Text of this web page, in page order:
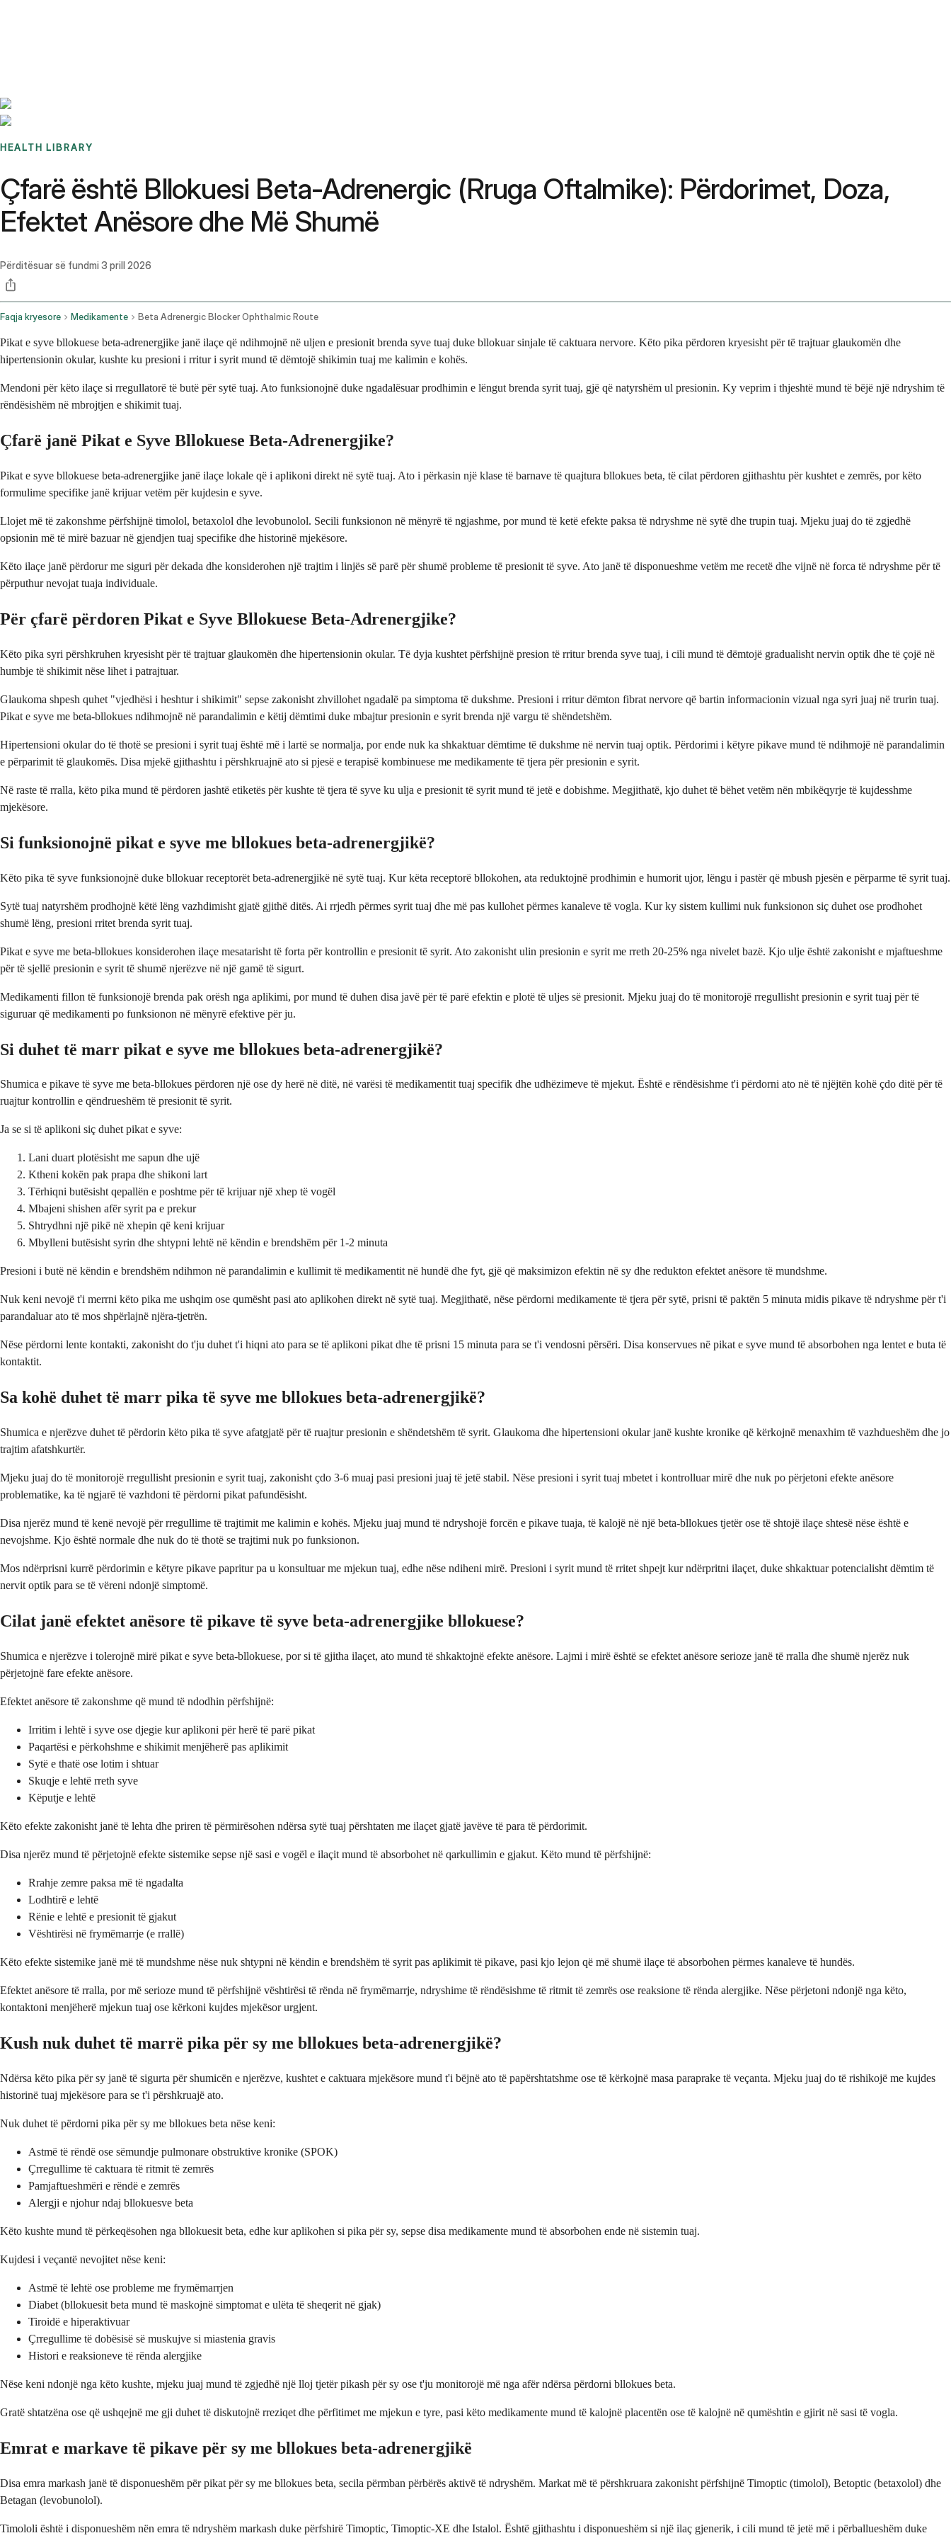
HEALTH LIBRARY
Çfarë është Bllokuesi Beta-Adrenergic (Rruga Oftalmike): Përdorimet, Doza,
Efektet Anësore dhe Më Shumë
Përditësuar së fundmi 3 prill 2026
Faqja kryesore Medikamente Beta Adrenergic Blocker Ophthalmic Route
Pikat e syve bllokuese beta-adrenergjike janë ilaçe që ndihmojnë në uljen e presionit brenda syve tuaj duke bllokuar sinjale të caktuara nervore. Këto pika përdoren kryesisht për të trajtuar glaukomën dhe
hipertensionin okular, kushte ku presioni i rritur i syrit mund të dëmtojë shikimin tuaj me kalimin e kohës.
Mendoni për këto ilaçe si rregullatorë të butë për sytë tuaj. Ato funksionojnë duke ngadalësuar prodhimin e lëngut brenda syrit tuaj, gjë që natyrshëm ul presionin. Ky veprim i thjeshtë mund të bëjë një ndryshim të
rëndësishëm në mbrojtjen e shikimit tuaj.
Çfarë janë Pikat e Syve Bllokuese Beta-Adrenergjike?
Pikat e syve bllokuese beta-adrenergjike janë ilaçe lokale që i aplikoni direkt në sytë tuaj. Ato i përkasin një klase të barnave të quajtura bllokues beta, të cilat përdoren gjithashtu për kushtet e zemrës, por këto
formulime specifike janë krijuar vetëm për kujdesin e syve.
Llojet më të zakonshme përfshijnë timolol, betaxolol dhe levobunolol. Secili funksionon në mënyrë të ngjashme, por mund të ketë efekte paksa të ndryshme në sytë dhe trupin tuaj. Mjeku juaj do të zgjedhë
opsionin më të mirë bazuar në gjendjen tuaj specifike dhe historinë mjekësore.
Këto ilaçe janë përdorur me siguri për dekada dhe konsiderohen një trajtim i linjës së parë për shumë probleme të presionit të syve. Ato janë të disponueshme vetëm me recetë dhe vijnë në forca të ndryshme për të
përputhur nevojat tuaja individuale.
Për çfarë përdoren Pikat e Syve Bllokuese Beta-Adrenergjike?
Këto pika syri përshkruhen kryesisht për të trajtuar glaukomën dhe hipertensionin okular. Të dyja kushtet përfshijnë presion të rritur brenda syve tuaj, i cili mund të dëmtojë gradualisht nervin optik dhe të çojë në
humbje të shikimit nëse lihet i patrajtuar.
Glaukoma shpesh quhet "vjedhësi i heshtur i shikimit" sepse zakonisht zhvillohet ngadalë pa simptoma të dukshme. Presioni i rritur dëmton fibrat nervore që bartin informacionin vizual nga syri juaj në trurin tuaj.
Pikat e syve me beta-bllokues ndihmojnë në parandalimin e këtij dëmtimi duke mbajtur presionin e syrit brenda një vargu të shëndetshëm.
Hipertensioni okular do të thotë se presioni i syrit tuaj është më i lartë se normalja, por ende nuk ka shkaktuar dëmtime të dukshme në nervin tuaj optik. Përdorimi i këtyre pikave mund të ndihmojë në parandalimin
e përparimit të glaukomës. Disa mjekë gjithashtu i përshkruajnë ato si pjesë e terapisë kombinuese me medikamente të tjera për presionin e syrit.
Në raste të rralla, këto pika mund të përdoren jashtë etiketës për kushte të tjera të syve ku ulja e presionit të syrit mund të jetë e dobishme. Megjithatë, kjo duhet të bëhet vetëm nën mbikëqyrje të kujdesshme
mjekësore.
Si funksionojnë pikat e syve me bllokues beta-adrenergjikë?
Këto pika të syve funksionojnë duke bllokuar receptorët beta-adrenergjikë në sytë tuaj. Kur këta receptorë bllokohen, ata reduktojnë prodhimin e humorit ujor, lëngu i pastër që mbush pjesën e përparme të syrit tuaj.
Sytë tuaj natyrshëm prodhojnë këtë lëng vazhdimisht gjatë gjithë ditës. Ai rrjedh përmes syrit tuaj dhe më pas kullohet përmes kanaleve të vogla. Kur ky sistem kullimi nuk funksionon siç duhet ose prodhohet
shumë lëng, presioni rritet brenda syrit tuaj.
Pikat e syve me beta-bllokues konsiderohen ilaçe mesatarisht të forta për kontrollin e presionit të syrit. Ato zakonisht ulin presionin e syrit me rreth 20-25% nga nivelet bazë. Kjo ulje është zakonisht e mjaftueshme
për të sjellë presionin e syrit të shumë njerëzve në një gamë të sigurt.
Medikamenti fillon të funksionojë brenda pak orësh nga aplikimi, por mund të duhen disa javë për të parë efektin e plotë të uljes së presionit. Mjeku juaj do të monitorojë rregullisht presionin e syrit tuaj për të
siguruar që medikamenti po funksionon në mënyrë efektive për ju.
Si duhet të marr pikat e syve me bllokues beta-adrenergjikë?
Shumica e pikave të syve me beta-bllokues përdoren një ose dy herë në ditë, në varësi të medikamentit tuaj specifik dhe udhëzimeve të mjekut. Është e rëndësishme t'i përdorni ato në të njëjtën kohë çdo ditë për të
ruajtur kontrollin e qëndrueshëm të presionit të syrit.
Ja se si të aplikoni siç duhet pikat e syve:
Lani duart plotësisht me sapun dhe ujë
Ktheni kokën pak prapa dhe shikoni lart
Tërhiqni butësisht qepallën e poshtme për të krijuar një xhep të vogël
Mbajeni shishen afër syrit pa e prekur
Shtrydhni një pikë në xhepin që keni krijuar
Mbylleni butësisht syrin dhe shtypni lehtë në këndin e brendshëm për 1-2 minuta
Presioni i butë në këndin e brendshëm ndihmon në parandalimin e kullimit të medikamentit në hundë dhe fyt, gjë që maksimizon efektin në sy dhe redukton efektet anësore të mundshme.
Nuk keni nevojë t'i merrni këto pika me ushqim ose qumësht pasi ato aplikohen direkt në sytë tuaj. Megjithatë, nëse përdorni medikamente të tjera për sytë, prisni të paktën 5 minuta midis pikave të ndryshme për t'i
parandaluar ato të mos shpërlajnë njëra-tjetrën.
Nëse përdorni lente kontakti, zakonisht do t'ju duhet t'i hiqni ato para se të aplikoni pikat dhe të prisni 15 minuta para se t'i vendosni përsëri. Disa konservues në pikat e syve mund të absorbohen nga lentet e buta të
kontaktit.
Sa kohë duhet të marr pika të syve me bllokues beta-adrenergjikë?
Shumica e njerëzve duhet të përdorin këto pika të syve afatgjatë për të ruajtur presionin e shëndetshëm të syrit. Glaukoma dhe hipertensioni okular janë kushte kronike që kërkojnë menaxhim të vazhdueshëm dhe jo
trajtim afatshkurtër.
Mjeku juaj do të monitorojë rregullisht presionin e syrit tuaj, zakonisht çdo 3-6 muaj pasi presioni juaj të jetë stabil. Nëse presioni i syrit tuaj mbetet i kontrolluar mirë dhe nuk po përjetoni efekte anësore
problematike, ka të ngjarë të vazhdoni të përdorni pikat pafundësisht.
Disa njerëz mund të kenë nevojë për rregullime të trajtimit me kalimin e kohës. Mjeku juaj mund të ndryshojë forcën e pikave tuaja, të kalojë në një beta-bllokues tjetër ose të shtojë ilaçe shtesë nëse është e
nevojshme. Kjo është normale dhe nuk do të thotë se trajtimi nuk po funksionon.
Mos ndërprisni kurrë përdorimin e këtyre pikave papritur pa u konsultuar me mjekun tuaj, edhe nëse ndiheni mirë. Presioni i syrit mund të rritet shpejt kur ndërpritni ilaçet, duke shkaktuar potencialisht dëmtim të
nervit optik para se të vëreni ndonjë simptomë.
Cilat janë efektet anësore të pikave të syve beta-adrenergjike bllokuese?
Shumica e njerëzve i tolerojnë mirë pikat e syve beta-bllokuese, por si të gjitha ilaçet, ato mund të shkaktojnë efekte anësore. Lajmi i mirë është se efektet anësore serioze janë të rralla dhe shumë njerëz nuk
përjetojnë fare efekte anësore.
Efektet anësore të zakonshme që mund të ndodhin përfshijnë:
Irritim i lehtë i syve ose djegie kur aplikoni për herë të parë pikat
Paqartësi e përkohshme e shikimit menjëherë pas aplikimit
Sytë e thatë ose lotim i shtuar
Skuqje e lehtë rreth syve
Këputje e lehtë
Këto efekte zakonisht janë të lehta dhe priren të përmirësohen ndërsa sytë tuaj përshtaten me ilaçet gjatë javëve të para të përdorimit.
Disa njerëz mund të përjetojnë efekte sistemike sepse një sasi e vogël e ilaçit mund të absorbohet në qarkullimin e gjakut. Këto mund të përfshijnë:
Rrahje zemre paksa më të ngadalta
Lodhtirë e lehtë
Rënie e lehtë e presionit të gjakut
Vështirësi në frymëmarrje (e rrallë)
Këto efekte sistemike janë më të mundshme nëse nuk shtypni në këndin e brendshëm të syrit pas aplikimit të pikave, pasi kjo lejon që më shumë ilaçe të absorbohen përmes kanaleve të hundës.
Efektet anësore të rralla, por më serioze mund të përfshijnë vështirësi të rënda në frymëmarrje, ndryshime të rëndësishme të ritmit të zemrës ose reaksione të rënda alergjike. Nëse përjetoni ndonjë nga këto,
kontaktoni menjëherë mjekun tuaj ose kërkoni kujdes mjekësor urgjent.
Kush nuk duhet të marrë pika për sy me bllokues beta-adrenergjikë?
Ndërsa këto pika për sy janë të sigurta për shumicën e njerëzve, kushtet e caktuara mjekësore mund t'i bëjnë ato të papërshtatshme ose të kërkojnë masa paraprake të veçanta. Mjeku juaj do të rishikojë me kujdes
historinë tuaj mjekësore para se t'i përshkruajë ato.
Nuk duhet të përdorni pika për sy me bllokues beta nëse keni:
Astmë të rëndë ose sëmundje pulmonare obstruktive kronike (SPOK)
Çrregullime të caktuara të ritmit të zemrës
Pamjaftueshmëri e rëndë e zemrës
Alergji e njohur ndaj bllokuesve beta
Këto kushte mund të përkeqësohen nga bllokuesit beta, edhe kur aplikohen si pika për sy, sepse disa medikamente mund të absorbohen ende në sistemin tuaj.
Kujdesi i veçantë nevojitet nëse keni:
Astmë të lehtë ose probleme me frymëmarrjen
Diabet (bllokuesit beta mund të maskojnë simptomat e ulëta të sheqerit në gjak)
Tiroidë e hiperaktivuar
Çrregullime të dobësisë së muskujve si miastenia gravis
Histori e reaksioneve të rënda alergjike
Nëse keni ndonjë nga këto kushte, mjeku juaj mund të zgjedhë një lloj tjetër pikash për sy ose t'ju monitorojë më nga afër ndërsa përdorni bllokues beta.
Gratë shtatzëna ose që ushqejnë me gji duhet të diskutojnë rreziqet dhe përfitimet me mjekun e tyre, pasi këto medikamente mund të kalojnë placentën ose të kalojnë në qumështin e gjirit në sasi të vogla.
Emrat e markave të pikave për sy me bllokues beta-adrenergjikë
Disa emra markash janë të disponueshëm për pikat për sy me bllokues beta, secila përmban përbërës aktivë të ndryshëm. Markat më të përshkruara zakonisht përfshijnë Timoptic (timolol), Betoptic (betaxolol) dhe
Betagan (levobunolol).
Timololi është i disponueshëm nën emra të ndryshëm markash duke përfshirë Timoptic, Timoptic-XE dhe Istalol. Është gjithashtu i disponueshëm si një ilaç gjenerik, i cili mund të jetë më i përballueshëm duke